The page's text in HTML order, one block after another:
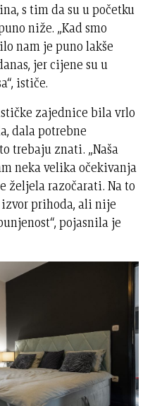
s tim da su u početku
niže. „Kad smo
nam je puno lakše
jer cijene su u
ističe.
zajednice bila vrlo
dala potrebne
trebaju znati. „Naša
neka velika očekivanja
željela razočarati. Na to
prihoda, ali nije
pojasnila je